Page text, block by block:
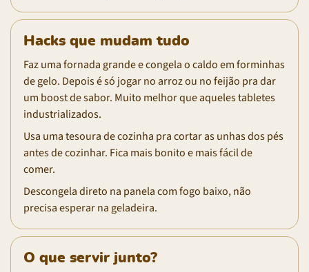
Hacks que mudam tudo
Faz uma fornada grande e congela o caldo em forminhas
de gelo. Depois é só jogar no arroz ou no feijão pra dar
um boost de sabor. Muito melhor que aqueles tabletes
industrializados.
Usa uma tesoura de cozinha pra cortar as unhas dos pés
antes de cozinhar. Fica mais bonito e mais fácil de
comer.
Descongela direto na panela com fogo baixo, não
precisa esperar na geladeira.
O que servir junto?